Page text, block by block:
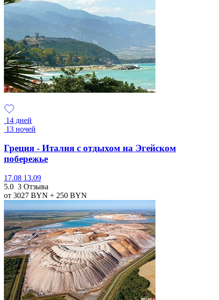
14 дней
13 ночей
Греция - Италия с отдыхом на Эгейском
побережье
17.08 13.09
5.0 3 Отзыва
от 3027 BYN + 250 BYN